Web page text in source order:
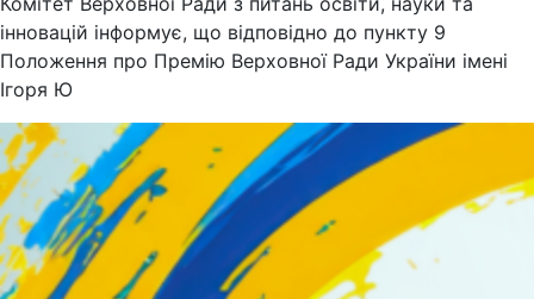
інновацій інформує, що відповідно до пункту 9
Положення про Премію Верховної Ради України імені
Ігоря Ю